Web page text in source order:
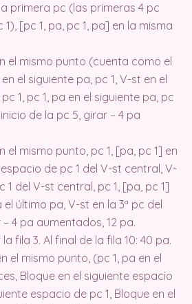
primera pc (las primeras 4 pc
[pc 1, pa, pc 1, pa] en la misma
el mismo punto (cuenta como el
el siguiente pa, pc 1, V-st en el
1, pc 1, pa en el siguiente pa, pc
de la pc 5, girar – 4 pa
el mismo punto, pc 1, [pa, pc 1] en
de pc 1 del V-st central, V-
1 del V-st central, pc 1, [pa, pc 1]
último pa, V-st en la 3ª pc del
4 pa aumentados, 12 pa.
fila 3. Al final de la fila 10: 40 pa.
el mismo punto, (pc 1, pa en el
Bloque en el siguiente espacio
espacio de pc 1, Bloque en el